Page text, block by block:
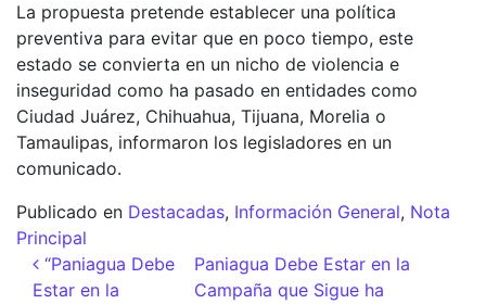
La propuesta pretende establecer una política
preventiva para evitar que en poco tiempo, este
estado se convierta en un nicho de violencia e
inseguridad como ha pasado en entidades como
Ciudad Juárez, Chihuahua, Tijuana, Morelia o
Tamaulipas, informaron los legisladores en un
comunicado.
Publicado en Destacadas, Información General, Nota
Principal
Navegación de entradas
“Paniagua Debe
Estar en la
Paniagua Debe Estar en la
Campaña que Sigue ha